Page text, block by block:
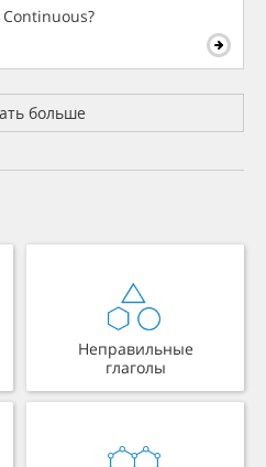
больше
Неправильные
глаголы